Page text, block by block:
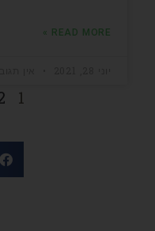
READ MORE »
1